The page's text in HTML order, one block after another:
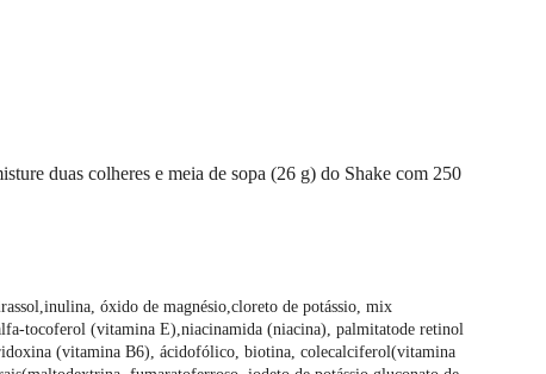
duas colheres e meia de sopa (26 g) do Shake com 250
óxido de magnésio,cloreto de potássio, mix
tocoferol (vitamina E),niacinamida (niacina), palmitatode retinol
(vitamina B6), ácidofólico, biotina, colecalciferol(vitamina